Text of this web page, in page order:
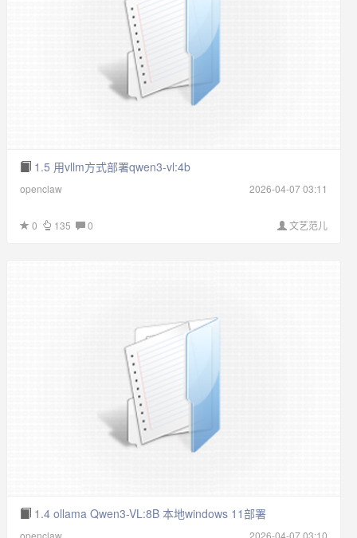
1.5 用vllm方式部署qwen3-vl:4b
openclaw 2026-04-07 03:11
文艺范儿
0 135 0
1.4 ollama Qwen3-VL:8B 本地windows 11部署